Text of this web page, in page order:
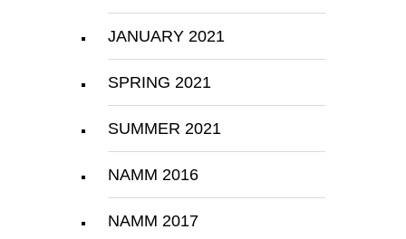
JANUARY 2021
SPRING 2021
SUMMER 2021
NAMM 2016
NAMM 2017